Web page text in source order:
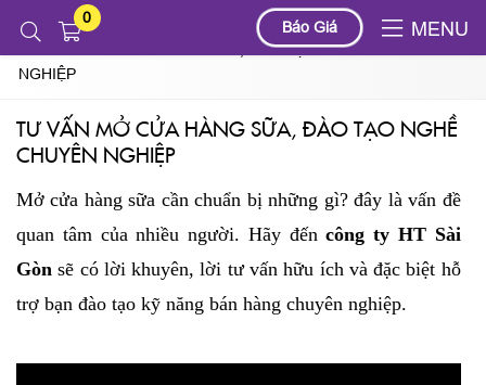
0
Báo Giá MENU
Tin tức
TƯ VẤN MỞ CỬA HÀNG SỮA, ĐÀO TẠO NGHỀ CHUYÊN
NGHIỆP
TƯ VẤN MỞ CỬA HÀNG SỮA, ĐÀO TẠO NGHỀ
CHUYÊN NGHIỆP
Mở cửa hàng sữa cần chuẩn bị những gì? đây là vấn đề
quan tâm của nhiều người. Hãy đếncông ty HT Sài
Gòn sẽ có lời khuyên, lời tư vấn hữu ích và đặc biệt hỗ
trợ bạn đào tạo kỹ năng bán hàng chuyên nghiệp.